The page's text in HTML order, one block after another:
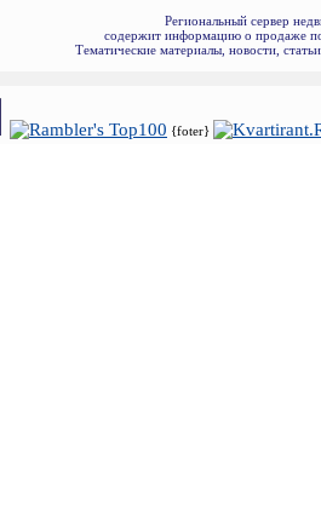
Региональный сервер
содержит информацию о продаже
Тематические материалы, новости,
{foter}